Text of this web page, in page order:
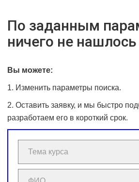
По заданным
ничего не нашлось
Вы можете:
1. Изменить параметры поиска.
2. Оставить заявку, и мы быстро
разработаем его в короткий срок.